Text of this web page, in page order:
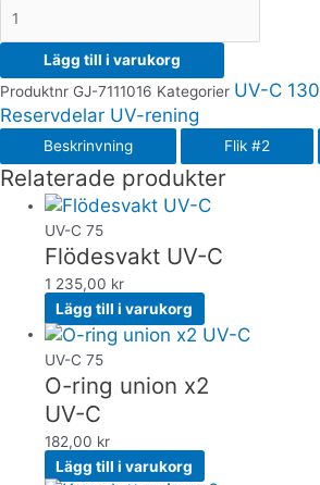
Lägg till i varukorg
Produktnr GJ-7111016 Kategorier UV-C 130
Reservdelar UV-rening
Beskrinvning Flik #2
Relaterade produkter
UV-C 75
Flödesvakt UV-C
1 235,00 kr
Lägg till i varukorg
UV-C 75
O-ring union x2
UV-C
182,00 kr
Lägg till i varukorg